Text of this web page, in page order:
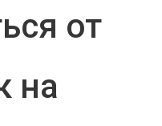
от
на